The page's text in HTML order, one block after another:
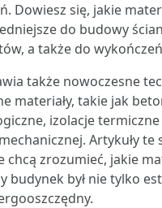
Dowiesz się, jakie
do budowy
a także do
także nowoczesne
materiały, takie jak
izolacje
Artykuły te
chcą zrozumieć, jakie
budynek był nie tylko